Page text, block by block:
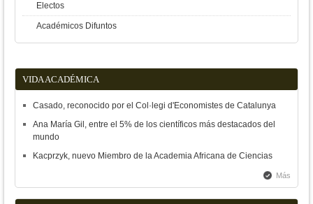
Electos
Académicos Difuntos
VIDA ACADÉMICA
Casado, reconocido por el Col·legi d'Economistes de Catalunya
Ana María Gil, entre el 5% de los científicos más destacados del
mundo
Kacprzyk, nuevo Miembro de la Academia Africana de Ciencias
Más